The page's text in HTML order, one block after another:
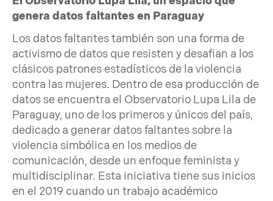
genera datos faltantes en Paraguay
Los datos faltantes también son una forma de
activismo de datos que resisten y desafian a los
clásicos patrones estadísticos de la violencia
contra las mujeres. Dentro de esa producción de
datos se encuentra el Observatorio Lupa Lila de
Paraguay, uno de los primeros y únicos del país,
dedicado a generar datos faltantes sobre la
violencia simbólica en los medios de
comunicación, desde un enfoque feminista y
multidisciplinar. Esta iniciativa tiene sus inicios
en el 2019 cuando un trabajo académico